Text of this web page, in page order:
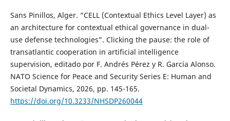
Sans Pinillos, Alger. “CELL (Contextual Ethics Level Layer) as
an architecture for contextual ethical governance in dual-
use defense technologies”. Clicking the pause: the role of
transatlantic cooperation in artificial intelligence
supervision, editado por F. Andrés Pérez y R. García Alonso.
NATO Science for Peace and Security Series E: Human and
Societal Dynamics, 2026, pp. 145-165.
https://doi.org/10.3233/NHSDP260044